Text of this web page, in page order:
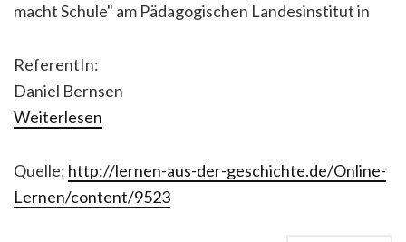
macht Schule" am Pädagogischen Landesinstitut in
ReferentIn:
Daniel Bernsen
Weiterlesen
Quelle: http://lernen-aus-der-geschichte.de/Online-
Lernen/content/9523